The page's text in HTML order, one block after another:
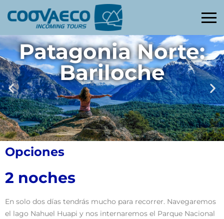
Patagonia Norte:
Bariloche
Opciones
2 noches
En solo dos días tendrás mucho para recorrer. Navegaremos
el lago Nahuel Huapi y nos internaremos el Parque Nacional